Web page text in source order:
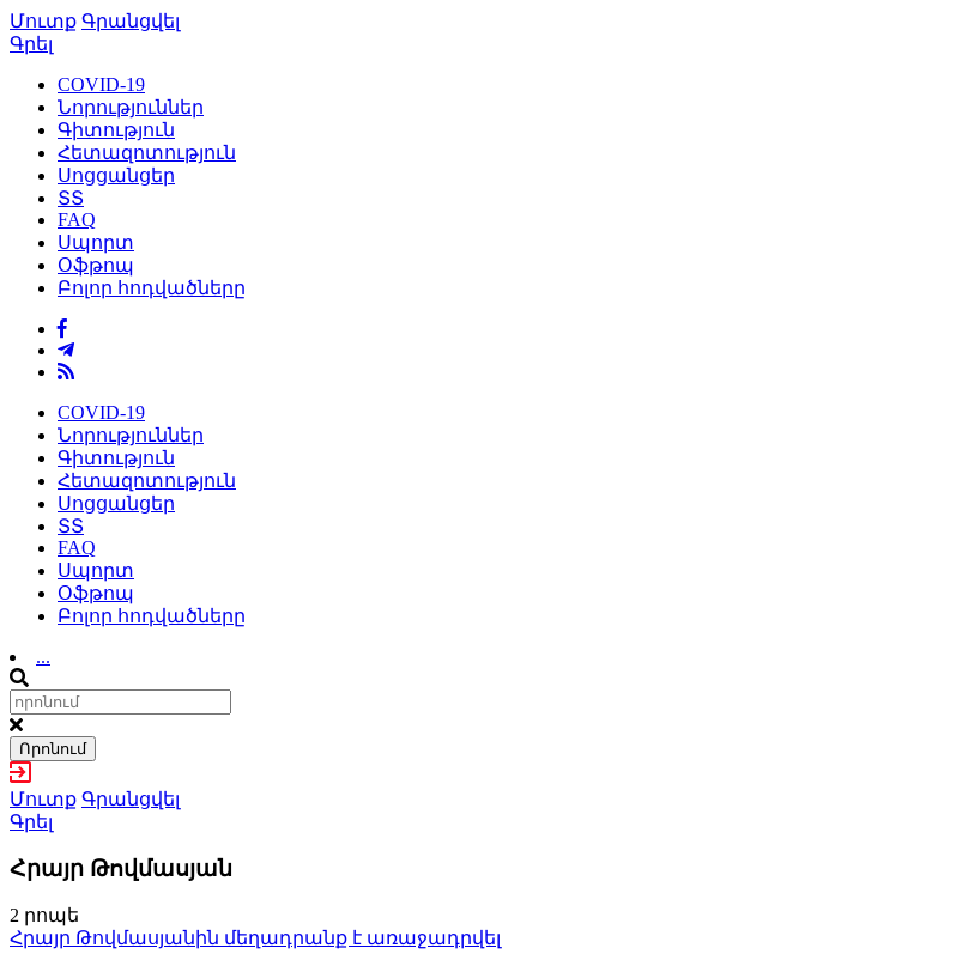
Մուտք Գրանցվել
Գրել
COVID-19
Նորություններ
Գիտություն
Հետազոտություն
Սոցցանցեր
ՏՏ
FAQ
Սպորտ
Օֆթոպ
Բոլոր հոդվածները
COVID-19
Նորություններ
Գիտություն
Հետազոտություն
Սոցցանցեր
ՏՏ
FAQ
Սպորտ
Օֆթոպ
Բոլոր հոդվածները
...
Որոնում
Մուտք Գրանցվել
Գրել
Հրայր Թովմասյան
2 րոպե
Հրայր Թովմասյանին մեղադրանք է առաջադրվել